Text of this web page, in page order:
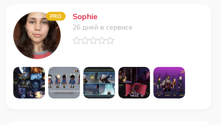
PRO Sophie
26 дней в сервисе